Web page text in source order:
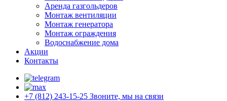
Аренда газгольдеров
Монтаж вентиляции
Монтаж генератора
Монтаж ограждения
Водоснабжение дома
Акции
Контакты
+7 (812) 243-15-25 Звоните, мы на связи